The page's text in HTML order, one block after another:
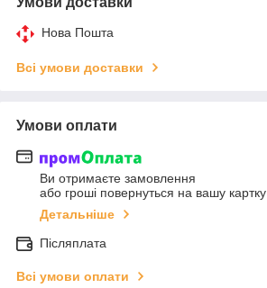
Нова Пошта
Всі умови доставки
Умови оплати
Ви отримаєте замовлення
або гроші повернуться на вашу картку
Детальніше
Післяплата
Всі умови оплати